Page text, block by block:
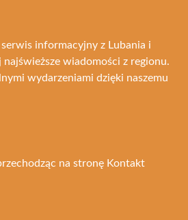
informacyjny z Lubania i
wiadomości z regionu.
wydarzeniami dzięki naszemu
na stronę Kontakt